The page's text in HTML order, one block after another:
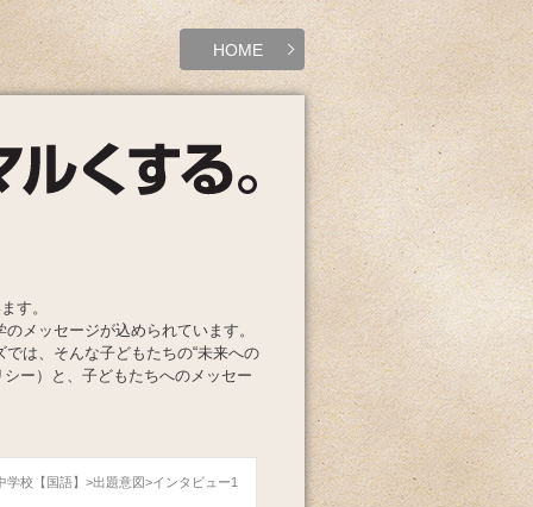
HOME
す。
メッセージが込められています。
は、そんな子どもたちの“未来への
ー）と、子どもたちへのメッセー
校【国語】 出題意図 インタビュー1